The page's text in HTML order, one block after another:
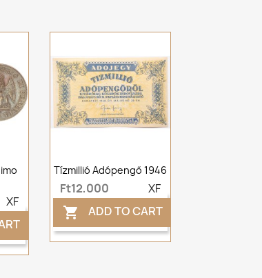
XF
Tízmillió Adópengő 1946
Ft12,000 XF
 ADD TO CART